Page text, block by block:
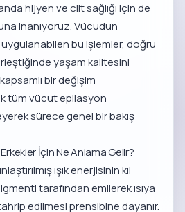
hijyen ve cilt sağlığı için de
inanıyoruz. Vücudun
bu işlemler, doğru
yaşam kalitesini
bir değişim
tüm vücut epilasyon
sürece genel bir bakış
İçin Ne Anlama Gelir?
ışık enerjisinin kıl
tarafından emilerek ısıya
edilmesi prensibine dayanır.